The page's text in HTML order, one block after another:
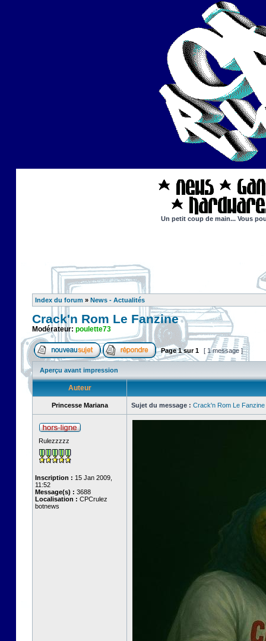
Un petit coup de main... Vous
Index du forum » News - Actualités
Crack'n Rom Le Fanzine
Modérateur: poulette73
Page1sur1 [ 1 message ]
Aperçu avant impression
Auteur
Princesse Mariana Sujet du message : Crack'n Rom Le Fanzine
Rulezzzzz
Inscription : 15 Jan 2009,
11:52
Message(s) : 3688
Localisation : CPCrulez
botnews